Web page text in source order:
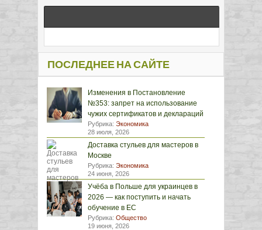
ПОСЛЕДНЕЕ НА САЙТЕ
Изменения в Постановление
№353: запрет на использование
чужих сертификатов и деклараций
Рубрика: Экономика
28 июля, 2026
Доставка стульев для мастеров в
Москве
Рубрика: Экономика
24 июня, 2026
Учёба в Польше для украинцев в
2026 — как поступить и начать
обучение в ЕС
Рубрика: Общество
19 июня, 2026